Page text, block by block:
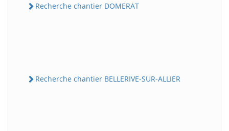
Recherche chantier DOMERAT
Recherche chantier BELLERIVE-SUR-ALLIER